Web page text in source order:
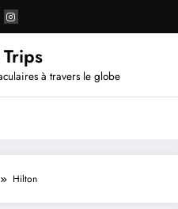
à travers le globe
Hilton